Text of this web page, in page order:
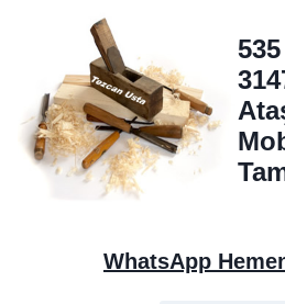
WhatsApp